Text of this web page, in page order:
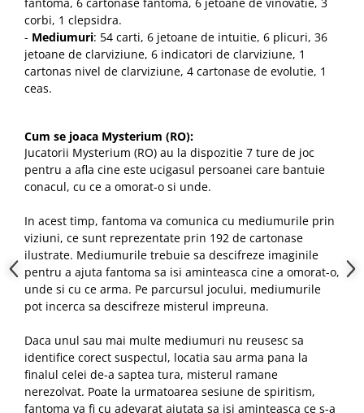
corbi, 1 clepsidra.
- Mediumuri: 54 carti, 6 jetoane de intuitie, 6 plicuri, 36
jetoane de clarviziune, 6 indicatori de clarviziune, 1
cartonas nivel de clarviziune, 4 cartonase de evolutie, 1
ceas.
Cum se joaca Mysterium (RO):
Jucatorii Mysterium (RO) au la dispozitie 7 ture de joc
pentru a afla cine este ucigasul persoanei care bantuie
conacul, cu ce a omorat-o si unde.
In acest timp, fantoma va comunica cu mediumurile prin
viziuni, ce sunt reprezentate prin 192 de cartonase
ilustrate. Mediumurile trebuie sa descifreze imaginile
pentru a ajuta fantoma sa isi aminteasca cine a omorat-o,
unde si cu ce arma. Pe parcursul jocului, mediumurile
pot incerca sa descifreze misterul impreuna.
Daca unul sau mai multe mediumuri nu reusesc sa
identifice corect suspectul, locatia sau arma pana la
finalul celei de-a saptea tura, misterul ramane
nerezolvat. Poate la urmatoarea sesiune de spiritism,
fantoma va fi cu adevarat ajutata sa isi aminteasca ce s-a